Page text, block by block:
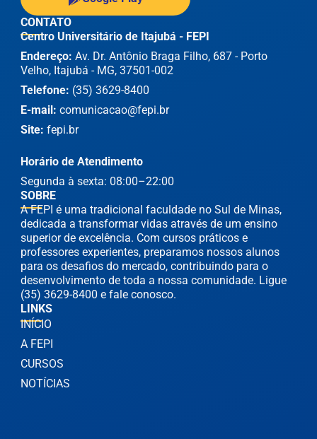
SOBRE
A FEPI é uma tradicional faculdade no Sul de Minas,
dedicada a transformar vidas através de um ensino
superior de excelência. Com cursos práticos e
professores experientes, preparamos nossos alunos
para os desafios do mercado, contribuindo para o
desenvolvimento de toda a nossa comunidade. Ligue
(35) 3629-8400 e fale conosco.
LINKS
INÍCIO
A FEPI
CURSOS
NOTÍCIAS
CONTATO
Centro Universitário de Itajubá - FEPI
Endereço: Av. Dr. Antônio Braga Filho, 687 - Porto
Velho, Itajubá - MG, 37501-002
Telefone: (35) 3629-8400
E-mail: comunicacao@fepi.br
Site: fepi.br
Horário de Atendimento
Segunda à sexta: 08:00–22:00